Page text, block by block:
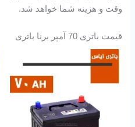
وقت و هزینه شما خواهد شد.
قیمت باتری 70 آمپر برنا باتری